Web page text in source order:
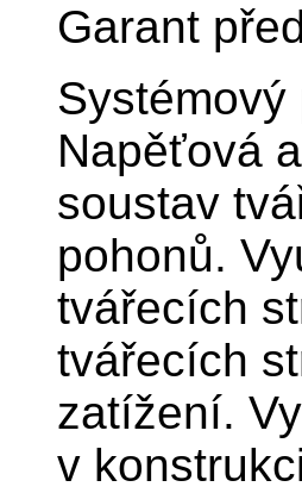
Garant
Napěťová
soustav
pohonů.
tvářecích
tvářecích
zatížení.
v